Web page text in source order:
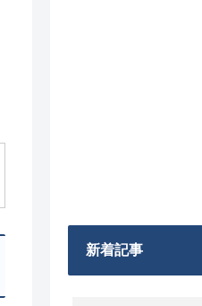
新着記事